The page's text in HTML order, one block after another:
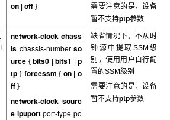
on |off }
需要注意的是，设备
暂不支持ptp参数
network-clock chass
is chassis-number so
urce { bits0 bits1
p
tp } forcessm { on| o
ff }
network-clock sourc
e lpuport port-type po
缺省情况下，不从时
钟源中提取SSM 级
别，使用用户自行配
置的SSM级别
需要注意的是，设备
暂不支持ptp参数